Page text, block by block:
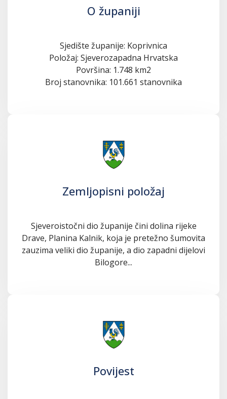
O županiji
Sjedište županije: Koprivnica
Položaj: Sjeverozapadna Hrvatska
Površina: 1.748 km2
Broj stanovnika: 101.661 stanovnika
Zemljopisni položaj
Sjeveroistočni dio županije čini dolina rijeke
Drave, Planina Kalnik, koja je pretežno šumovita
zauzima veliki dio županije, a dio zapadni dijelovi
Bilogore...
Povijest